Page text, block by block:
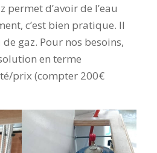
permet d’avoir de l’eau
c’est bien pratique. Il
gaz. Pour nos besoins,
en terme
prix (compter 200€